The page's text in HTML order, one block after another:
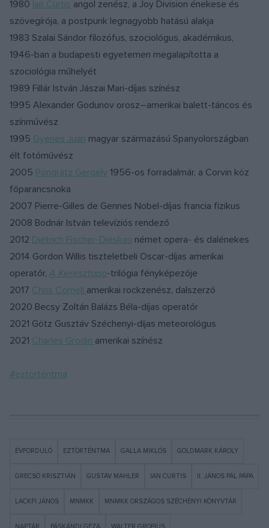
1980 Ian Curtis angol zenész, a Joy Division énekese és
szövegírója, a postpunk legnagyobb hatású alakja
1983 Szalai Sándor filozófus, szociológus, akadémikus,
1946-ban a budapesti egyetemen megalapította a
szociológia műhelyét
1989 Fillár István Jászai Mari-díjas színész
1995 Alexander Godunov orosz–amerikai balett-táncos és
színművész
1995 Gyenes Juan magyar származású Spanyolországban
élt fotóművész
2005 Pongrátz Gergely 1956-os forradalmár, a Corvin köz
főparancsnoka
2007 Pierre-Gilles de Gennes Nobel-díjas francia fizikus
2008 Bodnár István televíziós rendező
2012 Dietrich Fischer-Dieskau német opera- és dalénekes
2014 Gordon Willis tiszteletbeli Oscar-díjas amerikai
operatőr, A Keresztapa-trilógia fényképezője
2017 Chris Cornell amerikai rockzenész, dalszerző
2020 Becsy Zoltán Balázs Béla-díjas operatőr
2021 Götz Gusztáv Széchenyi-díjas meteorológus
2021 Charles Grodin amerikai színész
#eztörténtma
ÉVFORDULÓ EZTÖRTÉNTMA GALLA MIKLÓS GOLDMARK KÁROLY
GRECSÓ KRISZTIÁN GUSTAV MAHLER IAN CURTIS II. JÁNOS PÁL PÁPA
LACKFI JÁNOS MNMKK MNMKK ORSZÁGOS SZÉCHÉNYI KÖNYVTÁR